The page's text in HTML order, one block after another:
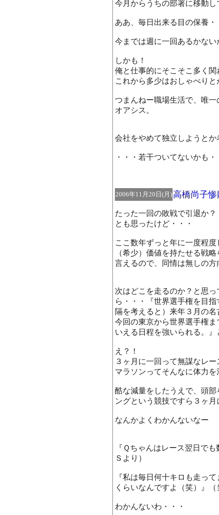
今月からうちの部署に移動
ああ、毎日出来る目の保養・
今までは週に一回あるかな
しかも！
俺と仕事的にそこそこ多く
これから多少はおしゃべり
つまんねー職場生活で、唯
オアシス。
会社をやめて独立しようと
・・・若干ついてないかも・
2006年11月20日(月)高橋尚子
たった一回の敗戦で引退か
とも思ったけど・・・
ここ数年ずっと年に一度程
（希少）価値を持たせる戦
言えるので、同情は無しの方
次はどこを走るのか？と思
ら・・・『世界選手権を目
隔を考えると）来年３月の
今回の東京から世界選手権
いえる日程を強いられる。』
え？！
３ヶ月に一回って無謀なレ
マラソンってそんなに体力
酷な減量をしたうえで、頭
ングという競技ですら３ヶ
なんかよくわかんないなー
『Ｑちゃんはレース翌日で
Ｓより）
『私は毎日何十キロも走っ
くらいなんですよ（笑）』（
わかんないわ・・・